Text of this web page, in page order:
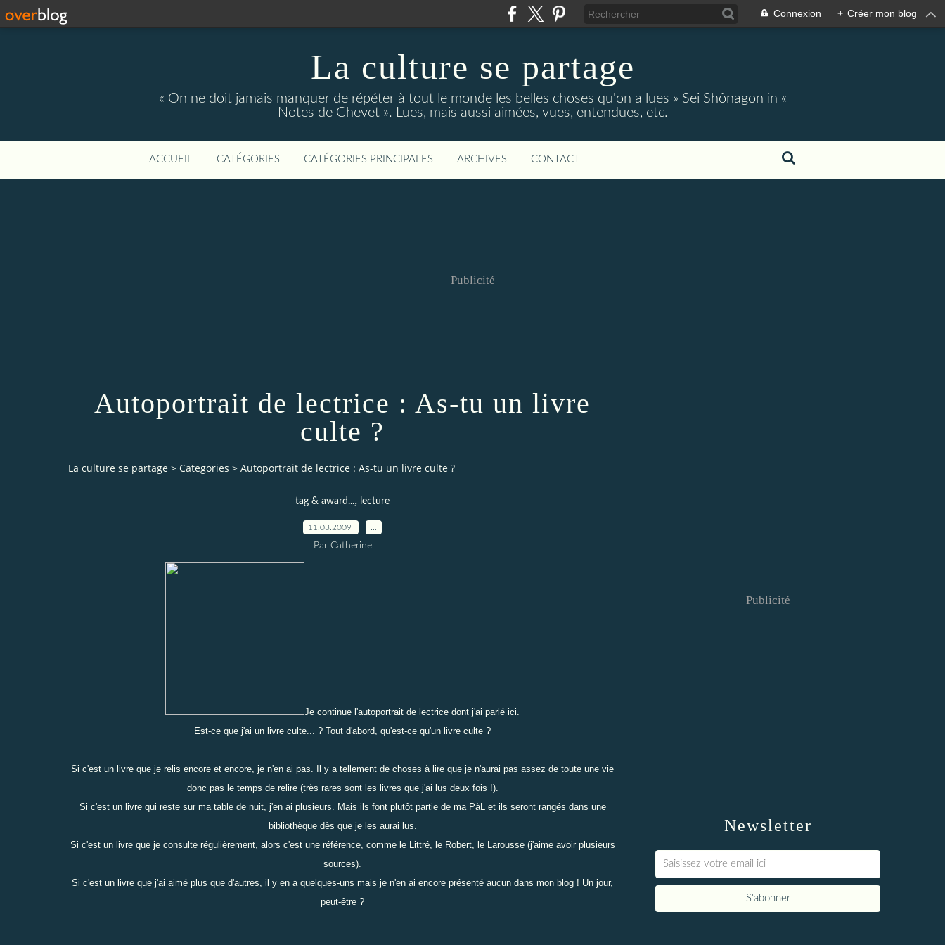
Connexion + Créer mon blog
La culture se partage
« On ne doit jamais manquer de répéter à tout le monde les belles choses qu'on a lues » Sei Shônagon in «
Notes de Chevet ». Lues, mais aussi aimées, vues, entendues, etc.
ACCUEIL CATÉGORIES CATÉGORIES PRINCIPALES ARCHIVES CONTACT
Publicité
Autoportrait de lectrice : As-tu un livre
culte ?
La culture se partage > Categories > Autoportrait de lectrice : As-tu un livre culte ?
tag & award..., lecture
11.03.2009
Par Catherine
Je continue l'autoportrait de lectrice dont j'ai parlé ici
Est-ce que j'ai un livre culte... ? Tout d'abord, qu'est-ce qu'un livre culte ?
Si c'est un livre que je relis encore et encore, je n'en ai pas. Il y a tellement de choses à lire que je n'aurai pas assez de toute une vie
donc pas le temps de relire (très rares sont les livres que j'ai lus deux fois !).
Si c'est un livre qui reste sur ma table de nuit, j'en ai plusieurs. Mais ils font plutôt partie de ma PàL
et ils seront rangés dans une
bibliothèque dès que je les aurai lus.
Si c'est un livre que je consulte régulièrement, alors c'est une référence, comme le Littré, le Robert, le Larousse (j'aime avoir plusieurs
sources).
Si c'est un livre que j'ai aimé plus que d'autres, il y en a quelques-uns mais je n'en ai encore présenté aucun dans mon blog ! Un jour,
peut-être ?
Newsletter
Publicité